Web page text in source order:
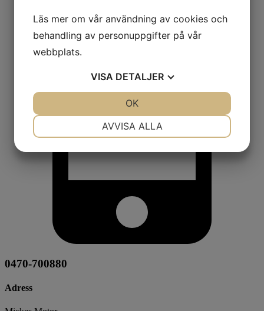
0470-700880
Adress
Läs mer om vår användning av cookies och
behandling av personuppgifter på vår
webbplats.
VISA DETALJER
AVVISA ALLA
OK